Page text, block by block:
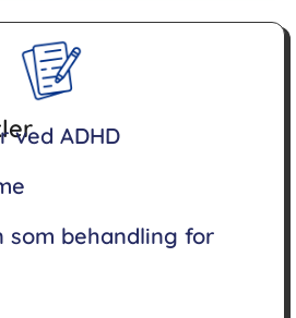
ved ADHD
som behandling for